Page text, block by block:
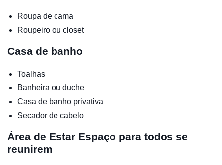
Roupa de cama
Roupeiro ou closet
Casa de banho
Toalhas
Banheira ou duche
Casa de banho privativa
Secador de cabelo
Área de Estar Espaço para todos se
reunirem